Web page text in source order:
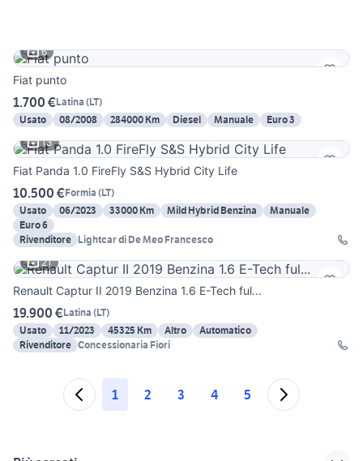
6
Fiat punto
1.700 €Latina (LT)
Usato
08/2008 284000 Km Diesel Manuale
Euro 3
13
Fiat Panda 1.0 FireFly S&S Hybrid City Life
10.500 €Formia (LT)
Usato
06/2023 33000 Km Mild Hybrid Benzina
Manuale
Euro 6
Rivenditore
Lightcar di De Meo Francesco
21
Renault Captur II 2019 Benzina 1.6 E-Tech ful...
19.900 €Latina (LT)
Usato
11/2023 45325 Km Altro
Automatico
Rivenditore Concessionaria Fiori
1 2 3 4 5